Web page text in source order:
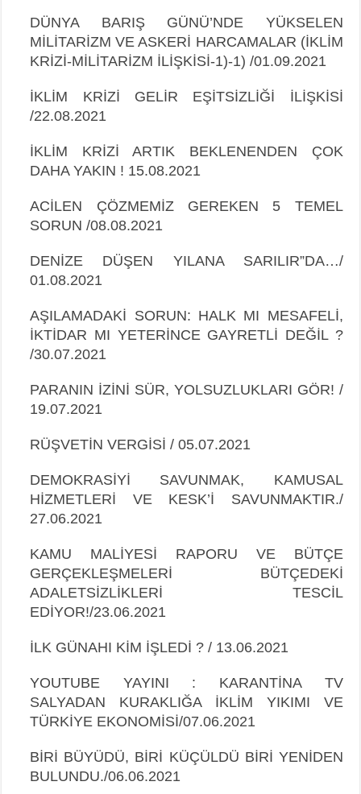
DÜNYA BARIŞ GÜNÜ’NDE YÜKSELEN
MİLİTARİZM VE ASKERİ HARCAMALAR (İKLİM
KRİZİ-MİLİTARİZM İLİŞKİSİ-1)-1) /01.09.2021
İKLİM KRİZİ GELİR EŞİTSİZLİĞİ İLİŞKİSİ
/22.08.2021
İKLİM KRİZİ ARTIK BEKLENENDEN ÇOK
DAHA YAKIN ! 15.08.2021
ACİLEN ÇÖZMEMİZ GEREKEN 5 TEMEL
SORUN /08.08.2021
DENİZE DÜŞEN YILANA SARILIR”DA…/
01.08.2021
AŞILAMADAKİ SORUN: HALK MI MESAFELİ,
İKTİDAR MI YETERİNCE GAYRETLİ DEĞİL ?
/30.07.2021
PARANIN İZİNİ SÜR, YOLSUZLUKLARI GÖR! /
19.07.2021
RÜŞVETİN VERGİSİ / 05.07.2021
DEMOKRASİYİ SAVUNMAK, KAMUSAL
HİZMETLERİ VE KESK’İ SAVUNMAKTIR./
27.06.2021
KAMU MALİYESİ RAPORU VE BÜTÇE
GERÇEKLEŞMELERİ BÜTÇEDEKİ
ADALETSİZLİKLERİ TESCİL
EDİYOR!/23.06.2021
İLK GÜNAHI KİM İŞLEDİ ? / 13.06.2021
YOUTUBE YAYINI : KARANTİNA TV
SALYADAN KURAKLIĞA İKLİM YIKIMI VE
TÜRKİYE EKONOMİSİ/07.06.2021
BİRİ BÜYÜDÜ, BİRİ KÜÇÜLDÜ BİRİ YENİDEN
BULUNDU./06.06.2021